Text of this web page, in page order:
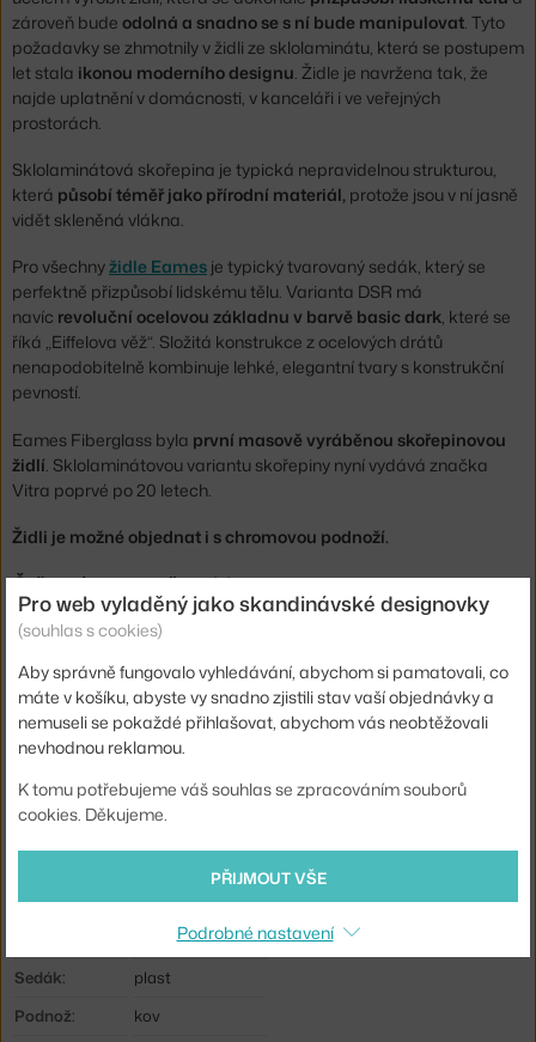
zároveň bude odolná a snadno se s ní bude manipulovat. Tyto
požadavky se zhmotnily v židli ze sklolaminátu, která se postupem
let stala ikonou moderního designu. Židle je navržena tak, že
najde uplatnění v domácnosti, v kanceláři i ve veřejných
prostorách.
Sklolaminátová skořepina je typická nepravidelnou strukturou,
která působí téměř jako přírodní materiál, protože jsou v ní jasně
vidět skleněná vlákna.
Pro všechnyžidle Eames je typický tvarovaný sedák, který se
perfektně přizpůsobí lidskému tělu. Varianta DSR má
navíc revoluční ocelovou základnu v barvě basic dark, které se
říká „Eiffelova věž“. Složitá konstrukce z ocelových drátů
nenapodobitelně kombinuje lehké, elegantní tvary s konstrukční
pevností.
Eames Fiberglass byla první masově vyráběnou skořepinovou
židlí . Sklolaminátovou variantu skořepiny nyní vydává značka
Vitra poprvé po 20 letech.
Židli je možné objednat i s chromovou podnoží.
Čtěte více na našem blogu:
Nadčasové skořepinové židle
Výška:
83 cm
Výška sedáku: 43 cm
Délka:
55 cm
Šířka:
46,5 cm
Područky:
bez područek
Materiál:
ocel, sklolaminát
Sedák:
plast
Podnož:
kov
Pro web vyladěný jako skandinávské designovky
(souhlas s cookies)
Aby správně fungovalo vyhledávání, abychom si pamatovali, co
máte v košíku, abyste vy snadno zjistili stav vaší objednávky a
nemuseli se pokaždé přihlašovat, abychom vás neobtěžovali
nevhodnou reklamou.
K tomu potřebujeme váš souhlas se zpracováním souborů
cookies. Děkujeme.
PŘIJMOUT VŠE
Podrobné nastavení